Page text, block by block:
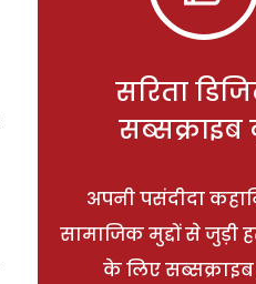
सरिता
अपनी पसंदीदा
सामाजिक मुद्दों से जुड़ी
के लिए